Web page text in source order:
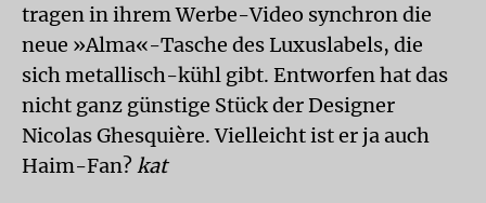
tragen in ihrem Werbe-Video synchron die
neue »Alma«-Tasche des Luxuslabels, die
sich metallisch-kühl gibt. Entworfen hat das
nicht ganz günstige Stück der Designer
Nicolas Ghesquière. Vielleicht ist er ja auch
Haim-Fan? kat